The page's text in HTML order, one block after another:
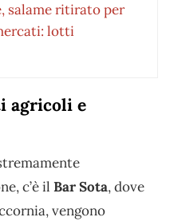
salame ritirato per
lotti
agricoli e
c’è il Bar Sota, dove
vengono